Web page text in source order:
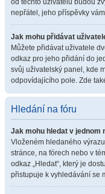
od těchto uživatelů budou
nepřátel, jeho příspěvky
Jak mohu přidávat
Můžete přidávat uživatele
odkaz pro jeho přidání do
svůj uživatelský panel, kde
odpovídajícího pole. Zde
Hledání na fóru
Jak mohu hledat v jednom
Vloženém hledaného
stránce, na fórech nebo v
odkaz „Hledat“, který je
přistupuje k vyhledávání se